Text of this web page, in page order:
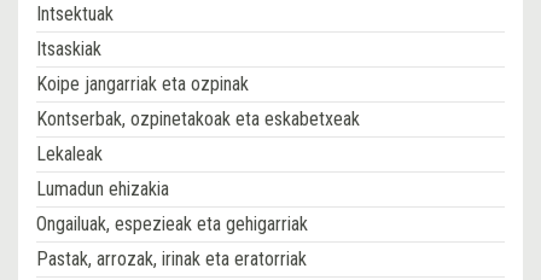
Intsektuak
Itsaskiak
Koipe jangarriak eta ozpinak
Kontserbak, ozpinetakoak eta eskabetxeak
Lekaleak
Lumadun ehizakia
Ongailuak, espezieak eta gehigarriak
Pastak, arrozak, irinak eta eratorriak